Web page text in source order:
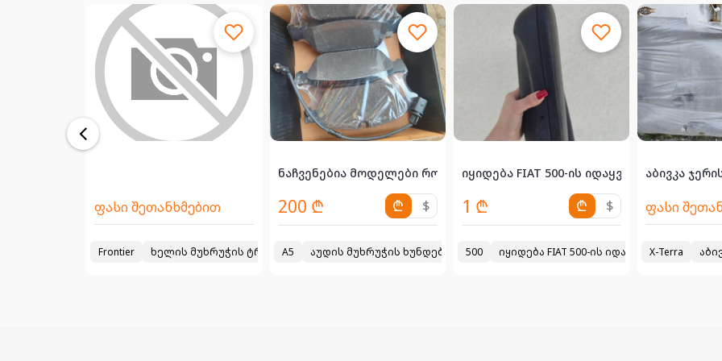
გვარლი მჯ. TOYOTA HILUX 2005> 2020
ფასი შეთანხმებით
Frontier ხელის მუხრუჭის ტროსი 2000
ნაჩვენებია მოდელები რომელზეც მიდის სურათში..5...
200 ₾ ₾ $
A5 აუდის მუხრუჭის ხუნდები გერმანიიდან 2024
იყიდება FIAT 500-ის იდაყვის/ხელის
1 ₾ ₾ $
500 იყიდება FIAT 500-ის იდაყვის/ხელის
ფასი
X-Terra